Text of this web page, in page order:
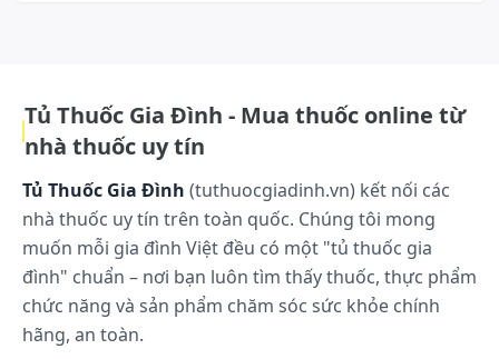
Trung bình sinh khả dụng đường uống gần 100%.
Sau khi dùng liều 90mg ngày 1 lần cho đến khi đạt
trạng thái bền vững, nồng độ đỉnh trong huyết
tương được ghi nhận đạt được gần 1 giờ (Tmax) sau
khi đối tượng người lớn uống thuốc lúc bụng đói.
Dược động học của etoricoxib tuyến tính với phạm
vi liều dùng trên lâm sàng. Bữa ăn bình thường
không ảnh hưởng có ý nghĩa lâm sàng lên mức độ
hấp thu 1 liều etoricoxib 90mg. Trong các thử
Tủ Thuốc Gia Đình - Mua thuốc online từ
nhà thuốc uy tín
Tủ Thuốc Gia Đình (tuthuocgiadinh.vn) kết nối các
nhà thuốc uy tín trên toàn quốc. Chúng tôi mong
muốn mỗi gia đình Việt đều có một "tủ thuốc gia
đình" chuẩn – nơi bạn luôn tìm thấy thuốc, thực phẩm
chức năng và sản phẩm chăm sóc sức khỏe chính
hãng, an toàn.